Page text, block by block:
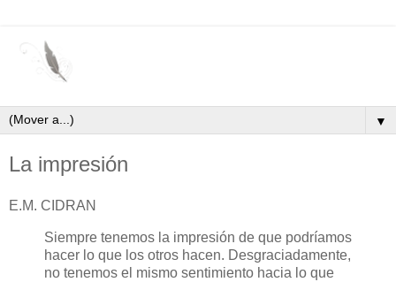
▼
La impresión
E.M. CIDRAN
Siempre tenemos la impresión de que podríamos
hacer lo que los otros hacen. Desgraciadamente,
no tenemos el mismo sentimiento hacia lo que